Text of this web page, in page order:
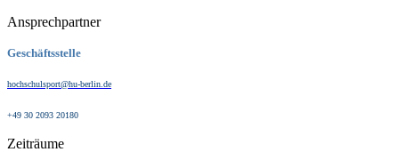
Ansprechpartner
Geschäftsstelle
hochschulsport@hu-berlin.de
+49 30 2093 20180
Zeiträume